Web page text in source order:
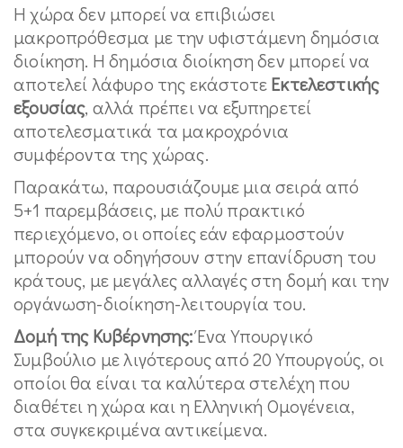
Η χώρα δεν μπορεί να επιβιώσει
μακροπρόθεσμα με την υφιστάμενη δημόσια
διοίκηση. Η δημόσια διοίκηση δεν μπορεί να
αποτελεί λάφυρο της εκάστοτεΕκτελεστικής
εξουσίας, αλλά πρέπει να εξυπηρετεί
αποτελεσματικά τα μακροχρόνια
συμφέροντα της χώρας.
Παρακάτω, παρουσιάζουμε μια σειρά από
5+1 παρεμβάσεις, με πολύ πρακτικό
περιεχόμενο, οι οποίες εάν εφαρμοστούν
μπορούν να οδηγήσουν στην επανίδρυση του
κράτους, με μεγάλες αλλαγές στη δομή και την
οργάνωση-διοίκηση-λειτουργία του.
Δομή της Κυβέρνησης:Ένα Υπουργικό
Συμβούλιο με λιγότερους από 20 Υπουργούς, οι
οποίοι θα είναι τα καλύτερα στελέχη που
διαθέτει η χώρα και η Ελληνική Ομογένεια,
στα συγκεκριμένα αντικείμενα.